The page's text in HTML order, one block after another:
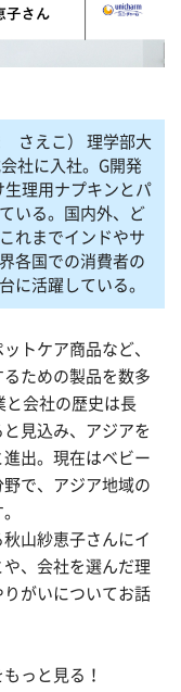
さえこ） 理学部大
社に入社。G開発
生理用ナプキンとパ
いる。国内外、ど
れまでインドやサ
各国での消費者の
に活躍している。
トケア商品など、
ための製品を数多
と会社の歴史は長
見込み、アジアを
出。現在はベビー
で、アジア地域の
山紗恵子さんにイ
、会社を選んだ理
がいについてお話
っと見る！